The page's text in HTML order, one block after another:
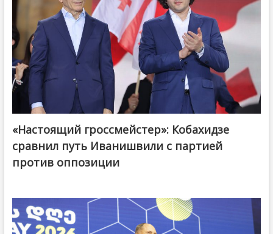
@ქართული ოცნება / Georgian Dream
«Настоящий гроссмейстер»: Кобахидзе
сравнил путь Иванишвили с партией
против оппозиции